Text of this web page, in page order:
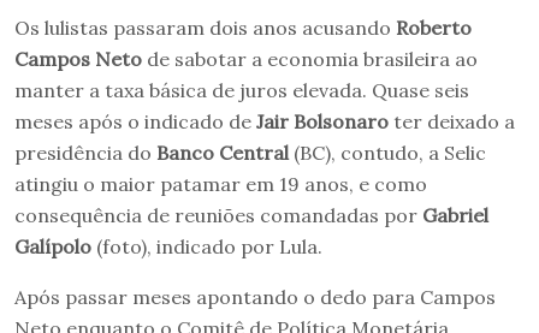
Os lulistas passaram dois anos acusando Roberto
Campos Neto de sabotar a economia brasileira ao
manter a taxa básica de juros elevada. Quase seis
meses após o indicado de Jair Bolsonaro ter deixado a
presidência do Banco Central (BC), contudo, a Selic
atingiu o maior patamar em 19 anos, e como
consequência de reuniões comandadas por Gabriel
Galípolo (foto), indicado por Lula.
Após passar meses apontando o dedo para Campos
Neto enquanto o Comitê de Política Monetária